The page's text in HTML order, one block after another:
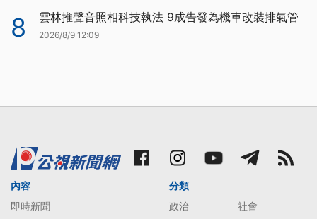
8 雲林推聲音照相科技執法 9成告發為機車改裝排氣管
2026/8/9 12:09
內容
即時新聞
分類
政治
社會